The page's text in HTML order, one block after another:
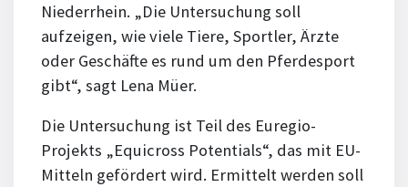
Niederrhein. „Die Untersuchung soll
aufzeigen, wie viele Tiere, Sportler, Ärzte
oder Geschäfte es rund um den Pferdesport
gibt“, sagt Lena Müer.
Die Untersuchung ist Teil des Euregio-
Projekts „Equicross Potentials“, das mit EU-
Mitteln gefördert wird. Ermittelt werden soll